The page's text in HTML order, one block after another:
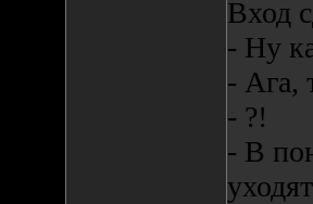
Вход
- Ну
- Ага,
- ?!
- В